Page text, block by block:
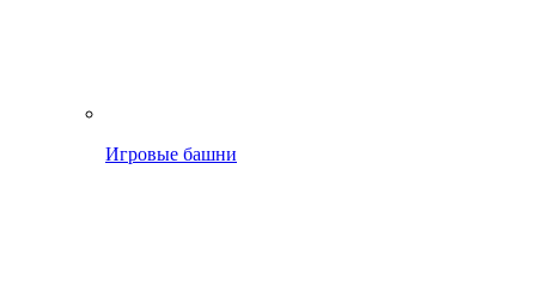
Игровые башни